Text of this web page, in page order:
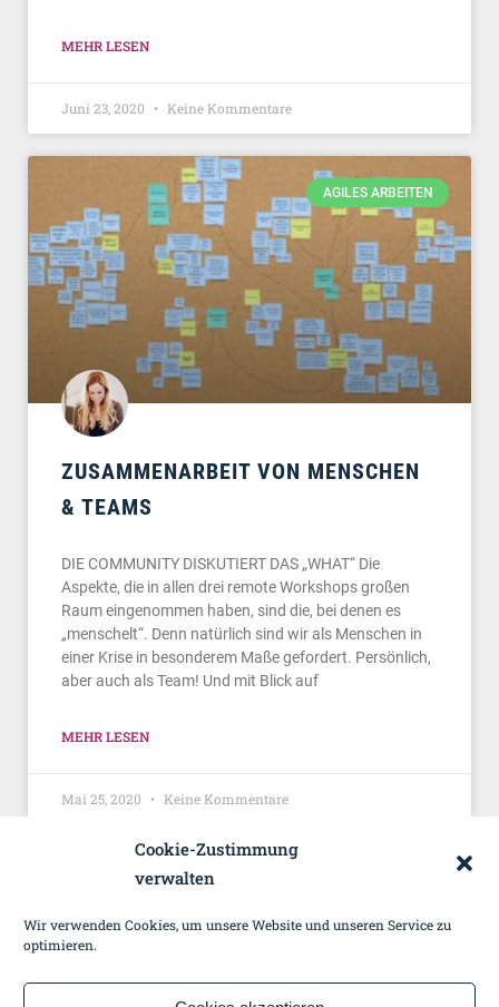
Cookie-Zustimmung
verwalten
Wir verwenden Cookies, um unsere Website und unseren Service zu
optimieren.
MEHR LESEN
Juni 23, 2020 Keine Kommentare
AGILES ARBEITEN
ZUSAMMENARBEIT VON MENSCHEN
& TEAMS
DIE COMMUNITY DISKUTIERT DAS „WHAT“ Die
Aspekte, die in allen drei remote Workshops großen
Raum eingenommen haben, sind die, bei denen es
„menschelt“. Denn natürlich sind wir als Menschen in
einer Krise in besonderem Maße gefordert. Persönlich,
aber auch als Team! Und mit Blick auf
MEHR LESEN
Mai 25, 2020 Keine Kommentare
Copyright 2023 by pm result
KONTAKT